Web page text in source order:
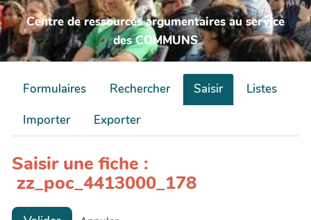
Centre de ressources argumentaires au service
des COMMUNS
Formulaires Rechercher Saisir
Listes
Importer
Exporter
Saisir une fiche :
zz_poc_4413000_178